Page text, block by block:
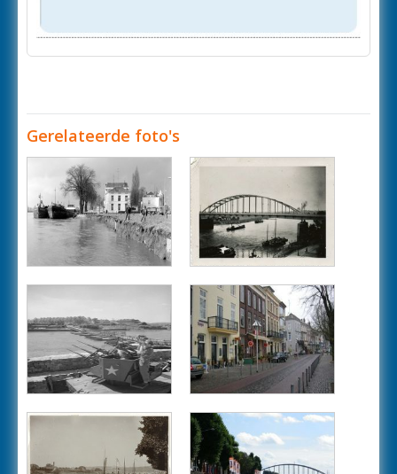
Gerelateerde foto's